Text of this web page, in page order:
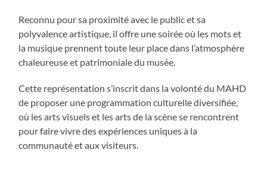
Reconnu pour sa proximité avec le public et sa
polyvalence artistique, il offre une soirée où les mots et
la musique prennent toute leur place dans l’atmosphère
chaleureuse et patrimoniale du musée.
Cette représentation s’inscrit dans la volonté du MAHD
de proposer une programmation culturelle diversifiée,
où les arts visuels et les arts de la scène se rencontrent
pour faire vivre des expériences uniques à la
communauté et aux visiteurs.